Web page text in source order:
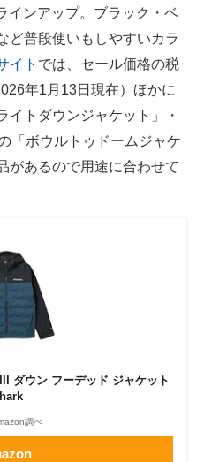
インアップ。ブラック・ベ
ど普段使いもしやすいカラ
イト では、セール価格の税
年1月13日現在）ほかに
イトダウンジャケット」・
「ボウルトゥドームジャケ
があるので用途に合わせて
ダウン フーデッド ジャケット
調べ